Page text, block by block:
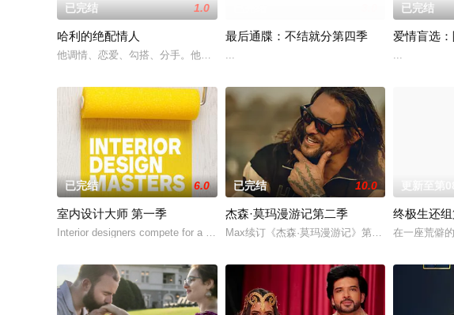
已完结 1.0
哈利的绝配情人
他调情、恋爱、勾搭、分手。他甚至用糖果戒指求婚。但现在，在新系列《嫁给哈利》
最后通牒：不结就分第四季
已完结
爱情盲选
已完结 6.0
室内设计大师 第一季
Interior designers compete for a life-changing design co
已完结 10.0
杰森·莫玛漫游记第二季
Max续订《杰森·莫玛漫游记》第二季。
更新至第
终极生还
在一座荒僻